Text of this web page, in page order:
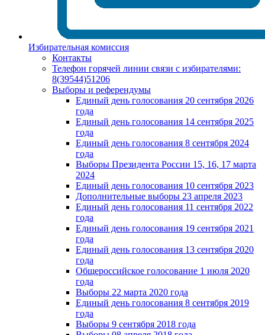
Избирательная комиссия
Контакты
Телефон горячей линии связи с избирателями:
8(39544)51206
Выборы и референдумы
Единый день голосования 20 сентября 2026
года
Единый день голосования 14 сентября 2025
года
Единый день голосования 8 сентября 2024
года
Выборы Президента России 15, 16, 17 марта
2024
Единый день голосования 10 сентября 2023
Дополнительные выборы 23 апреля 2023
Единый день голосования 11 сентября 2022
года
Единый день голосования 19 сентября 2021
года
Единый день голосования 13 сентября 2020
года
Общероссийское голосование 1 июля 2020
года
Выборы 22 марта 2020 года
Единый день голосования 8 сентября 2019
года
Выборы 9 сентября 2018 года